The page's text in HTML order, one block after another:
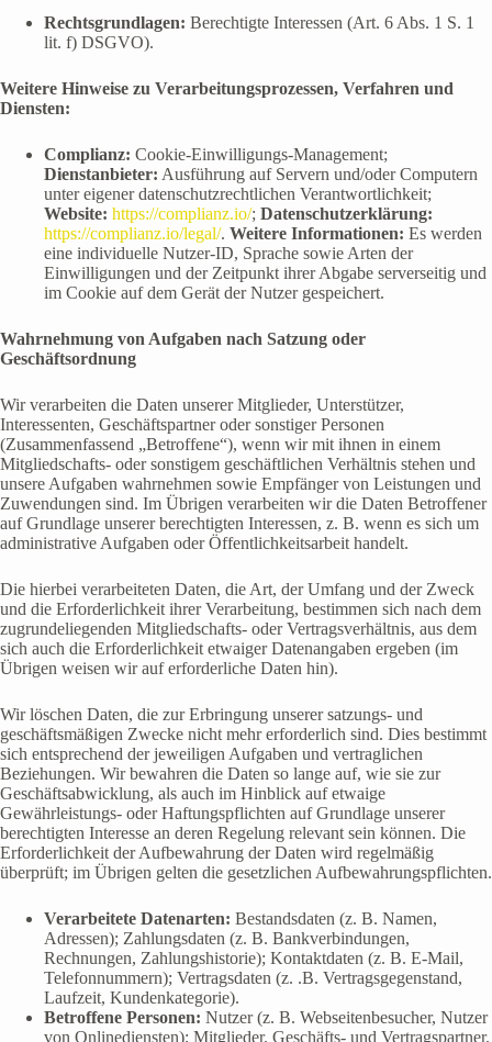
Rechtsgrundlagen: Berechtigte Interessen (Art. 6 Abs. 1 S. 1
lit. f) DSGVO).
Weitere Hinweise zu Verarbeitungsprozessen, Verfahren und
Diensten:
Complianz: Cookie-Einwilligungs-Management;
Dienstanbieter: Ausführung auf Servern und/oder Computern
unter eigener datenschutzrechtlichen Verantwortlichkeit;
Website: https://complianz.io/; Datenschutzerklärung:
https://complianz.io/legal/. Weitere Informationen: Es werden
eine individuelle Nutzer-ID, Sprache sowie Arten der
Einwilligungen und der Zeitpunkt ihrer Abgabe serverseitig und
im Cookie auf dem Gerät der Nutzer gespeichert.
Wahrnehmung von Aufgaben nach Satzung oder
Geschäftsordnung
Wir verarbeiten die Daten unserer Mitglieder, Unterstützer,
Interessenten, Geschäftspartner oder sonstiger Personen
(Zusammenfassend „Betroffene“), wenn wir mit ihnen in einem
Mitgliedschafts- oder sonstigem geschäftlichen Verhältnis stehen und
unsere Aufgaben wahrnehmen sowie Empfänger von Leistungen und
Zuwendungen sind. Im Übrigen verarbeiten wir die Daten Betroffener
auf Grundlage unserer berechtigten Interessen, z. B. wenn es sich um
administrative Aufgaben oder Öffentlichkeitsarbeit handelt.
Die hierbei verarbeiteten Daten, die Art, der Umfang und der Zweck
und die Erforderlichkeit ihrer Verarbeitung, bestimmen sich nach dem
zugrundeliegenden Mitgliedschafts- oder Vertragsverhältnis, aus dem
sich auch die Erforderlichkeit etwaiger Datenangaben ergeben (im
Übrigen weisen wir auf erforderliche Daten hin).
Wir löschen Daten, die zur Erbringung unserer satzungs- und
geschäftsmäßigen Zwecke nicht mehr erforderlich sind. Dies bestimmt
sich entsprechend der jeweiligen Aufgaben und vertraglichen
Beziehungen. Wir bewahren die Daten so lange auf, wie sie zur
Geschäftsabwicklung, als auch im Hinblick auf etwaige
Gewährleistungs- oder Haftungspflichten auf Grundlage unserer
berechtigten Interesse an deren Regelung relevant sein können. Die
Erforderlichkeit der Aufbewahrung der Daten wird regelmäßig
überprüft; im Übrigen gelten die gesetzlichen Aufbewahrungspflichten.
Verarbeitete Datenarten: Bestandsdaten (z. B. Namen,
Adressen); Zahlungsdaten (z. B. Bankverbindungen,
Rechnungen, Zahlungshistorie); Kontaktdaten (z. B. E-Mail,
Telefonnummern); Vertragsdaten (z. .B. Vertragsgegenstand,
Laufzeit, Kundenkategorie).
Betroffene Personen: Nutzer (z. B. Webseitenbesucher, Nutzer
von Onlinediensten); Mitglieder. Geschäfts- und Vertragspartner.